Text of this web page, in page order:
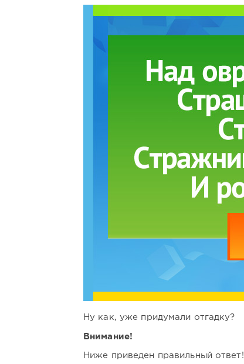
Ну как, уже придумали отгадку?
Внимание!
Ниже приведен правильный ответ!